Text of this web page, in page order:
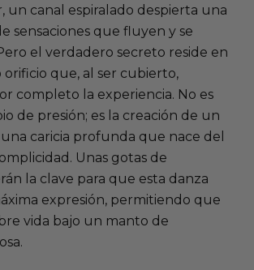
un canal espiralado despierta una
sensaciones que fluyen y se
el verdadero secreto reside en
orificio que, al ser cubierto,
completo la experiencia. No es
de presión; es la creación de un
caricia profunda que nace del
Unas gotas de
la clave para que esta danza
expresión, permitiendo que
vida bajo un manto de